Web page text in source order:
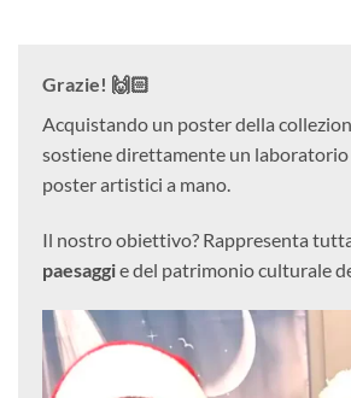
Grazie! 🙌🏻
Acquistando un poster della
sostiene direttamente un laboratorio
poster artistici a mano.
Il nostro obiettivo? Rappresenta
paesaggie del patrimonio culturale